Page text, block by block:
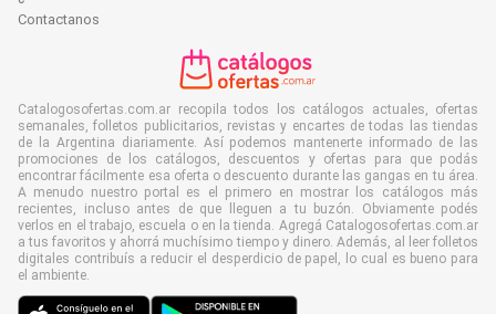
Contactanos
Catalogosofertas.com.ar recopila todos los catálogos actuales, ofertas
semanales, folletos publicitarios, revistas y encartes de todas las tiendas
de la Argentina diariamente. Así podemos mantenerte informado de las
promociones de los catálogos, descuentos y ofertas para que podás
encontrar fácilmente esa oferta o descuento durante las gangas en tu área.
A menudo nuestro portal es el primero en mostrar los catálogos más
recientes, incluso antes de que lleguen a tu buzón. Obviamente podés
verlos en el trabajo, escuela o en la tienda. Agregá Catalogosofertas.com.ar
a tus favoritos y ahorrá muchísimo tiempo y dinero. Además, al leer folletos
digitales contribuís a reducir el desperdicio de papel, lo cual es bueno para
el ambiente.